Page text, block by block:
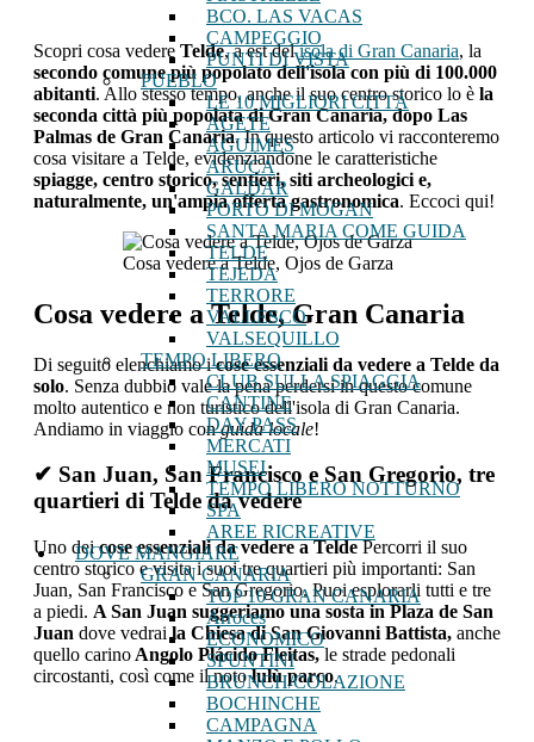
BCO. LAS VACAS
CAMPEGGIO
PUNTI DI VISTA
PUEBLO
LE 10 MIGLIORI CITTÀ
AGETE
AGUIMES
ARUCA
GALDAR
PORTO DI MOGAN
SANTA MARIA COME GUIDA
TELDE
TEJEDA
TERRORE
VALLESCO
VALSEQUILLO
TEMPO LIBERO
CLUB SULLA SPIAGGIA
CANTINE
DAY PASS
MERCATI
MUSEI
TEMPO LIBERO NOTTURNO
SPA
AREE RICREATIVE
DOVE MANGIARE
GRAN CANARIA
TOP 10 GRAN CANARIA
Arroces
ECONOMICO
SPUNTINI
BRUNCH/COLAZIONE
BOCHINCHE
CAMPAGNA
Scopri cosa vedere Telde, a est delisola di Gran Canaria, la
secondo comune più popolato dell'isola con più di 100.000
abitanti. Allo stesso tempo, anche il suo centro storico lo è la
seconda città più popolata di Gran Canaria, dopo Las
Palmas de Gran Canaria. In questo articolo vi racconteremo
cosa visitare a Telde, evidenziandone le caratteristiche
spiagge, centro storico, sentieri, siti archeologici e,
naturalmente, un'ampia offerta gastronomica. Eccoci qui!
Cosa vedere a Telde, Ojos de Garza
Cosa vedere a Telde, Gran Canaria
Di seguito elenchiamo icose essenziali da vedere a Telde da
solo. Senza dubbio vale la pena perdersi in questo comune
molto autentico e non turistico dell'isola di Gran Canaria.
Andiamo in viaggio conguida locale!
✔ San Juan, San Francisco e San Gregorio, tre
quartieri di Telde da vedere
Uno deicose essenziali da vedere a TeldePercorri il suo
centro storico e visita i suoi tre quartieri più importanti: San
Juan, San Francisco e San Gregorio. Puoi esplorarli tutti e tre
a piedi. A San Juan suggeriamo una sosta in Plaza de San
Juan dove vedraila Chiesa di San Giovanni Battista, anche
quello carino Angolo Plácido Fleitas,le strade pedonali
circostanti, così come il notolulù parco.